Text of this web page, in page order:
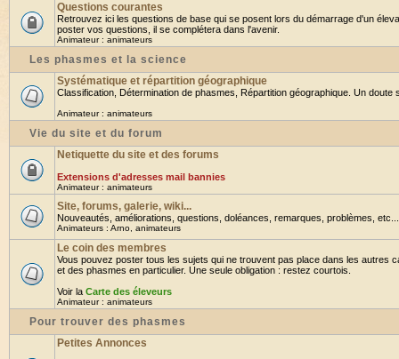
Questions courantes
Retrouvez ici les questions de base qui se posent lors du démarrage d'un
poster vos questions, il se complétera dans l'avenir.
Animateur : animateurs
Les phasmes et la science
Systématique et répartition géographique
Classification, Détermination de phasmes, Répartition géographique. Un doute
Animateur : animateurs
Vie du site et du forum
Netiquette du site et des forums
Extensions d'adresses mail bannies
Animateur : animateurs
Site, forums, galerie, wiki...
Nouveautés, améliorations, questions, doléances, remarques, problèmes,
Animateurs : Arno animateurs
Le coin des membres
Vous pouvez poster tous les sujets qui ne trouvent pas place dans les autres
et des phasmes en particulier. Une seule obligation : restez courtois.
Voir la Carte des éleveurs
Animateur : animateurs
Pour trouver des phasmes
Petites Annonces